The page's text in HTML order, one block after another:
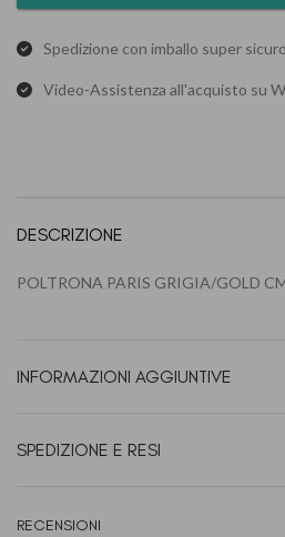
Spedizione con imballo super sicuro
Video-Assistenza all'acquisto su
DESCRIZIONE
POLTRONA PARIS GRIGIA/GOLD
INFORMAZIONI AGGIUNTIVE
SPEDIZIONE E RESI
RECENSIONI